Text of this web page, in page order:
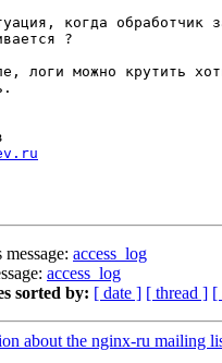
когда обработчик
?
логи можно крутить
access_log
access_log
sorted by: [ date ] [ thread ] [
about the nginx-ru mailing